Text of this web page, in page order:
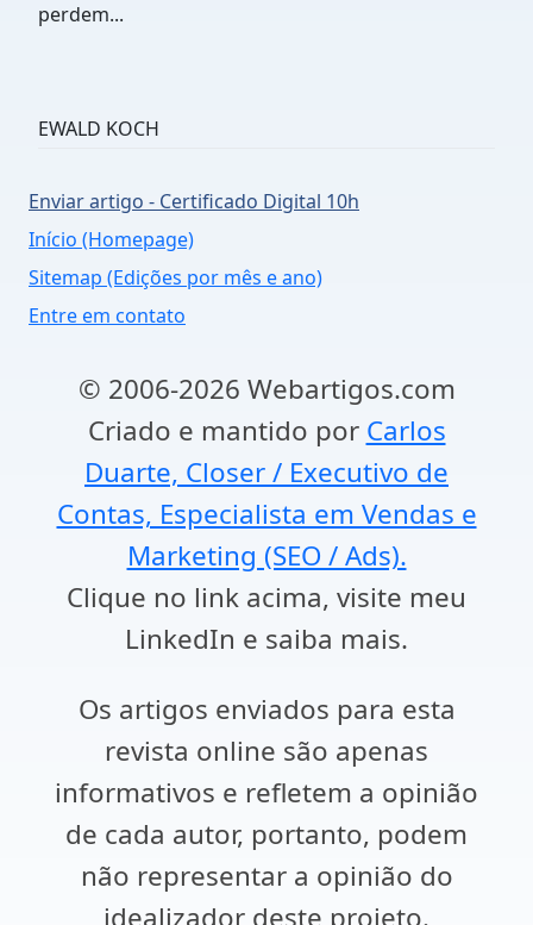
perdem...
EWALD KOCH
Enviar artigo - Certificado Digital 10h
Início (Homepage)
Sitemap (Edições por mês e ano)
Entre em contato
© 2006-2026 Webartigos.com
Criado e mantido por Carlos
Duarte, Closer / Executivo de
Contas, Especialista em Vendas e
Marketing (SEO / Ads).
Clique no link acima, visite meu
LinkedIn e saiba mais.
Os artigos enviados para esta
revista online são apenas
informativos e refletem a opinião
de cada autor, portanto, podem
não representar a opinião do
idealizador deste projeto.